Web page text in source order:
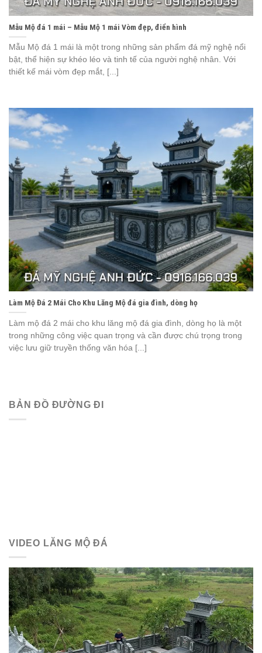
Mẫu Mộ đá 1 mái – Mẫu Mộ 1 mái Vòm đẹp, điển hình
Mẫu Mộ đá 1 mái là một trong những sản phẩm đá mỹ nghệ nổi
bật, thể hiện sự khéo léo và tinh tế của người nghệ nhân. Với
thiết kế mái vòm đẹp mắt, [...]
Làm Mộ Đá 2 Mái Cho Khu Lăng Mộ đá gia đình, dòng họ
Làm mộ đá 2 mái cho khu lăng mộ đá gia đình, dòng họ là một
trong những công việc quan trọng và cần được chú trọng trong
việc lưu giữ truyền thống văn hóa [...]
BẢN ĐỒ ĐƯỜNG ĐI
VIDEO LĂNG MỘ ĐÁ